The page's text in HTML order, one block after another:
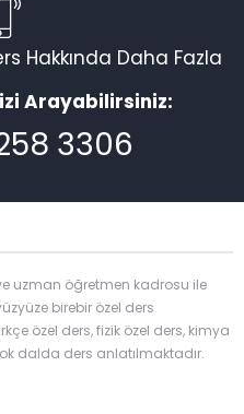
Hakkında Daha Fazla
Arayabilirsiniz:
3306
uzman öğretmen kadrosu ile
birebir özel ders
özel ders, fizik özel ders, kimya
dalda ders anlatılmaktadır.